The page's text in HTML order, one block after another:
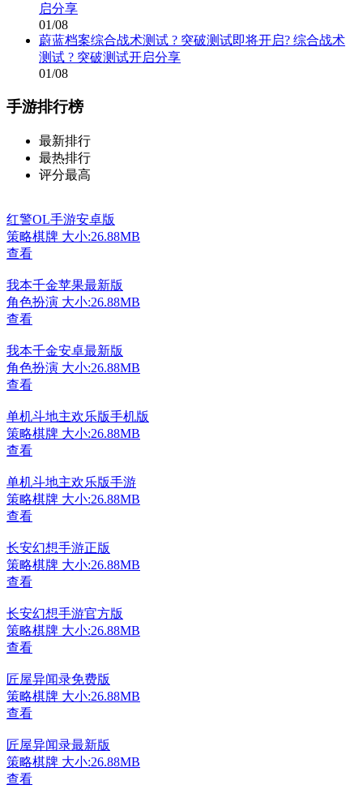
启分享
01/08
蔚蓝档案综合战术测试 ? 突破测试即将开启? 综合战术
测试 ? 突破测试开启分享
01/08
手游排行榜
最新排行
最热排行
评分最高
红警OL手游安卓版
策略棋牌 大小:26.88MB
查看
我本千金苹果最新版
角色扮演 大小:26.88MB
查看
我本千金安卓最新版
角色扮演 大小:26.88MB
查看
单机斗地主欢乐版手机版
策略棋牌 大小:26.88MB
查看
单机斗地主欢乐版手游
策略棋牌 大小:26.88MB
查看
长安幻想手游正版
策略棋牌 大小:26.88MB
查看
长安幻想手游官方版
策略棋牌 大小:26.88MB
查看
匠屋异闻录免费版
策略棋牌 大小:26.88MB
查看
匠屋异闻录最新版
策略棋牌 大小:26.88MB
查看